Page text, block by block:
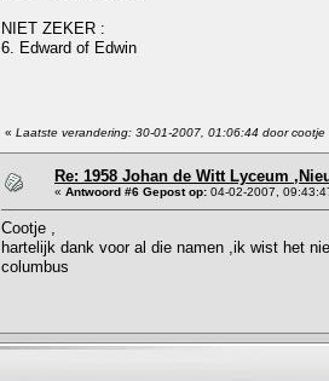
NIET ZEKER :
6. Edward of Edwin
« Laatste verandering: 30-01-2007, 01:06:44 door cootje
Re: 1958 Johan de Witt Lyceum
« Antwoord #6 Gepost op: 04-02-2007,
Cootje ,
hartelijk dank voor al die namen ,ik wist het
columbus